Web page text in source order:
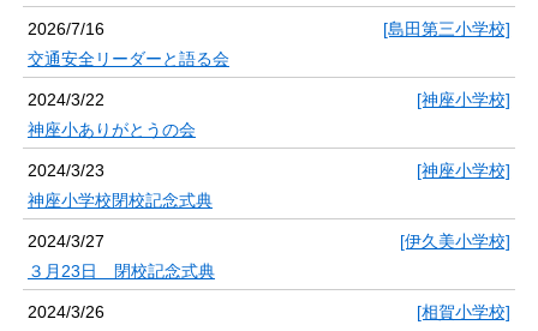
2026/7/16
[島田第三小学校]
交通安全リーダーと語る会
2024/3/22
[神座小学校]
神座小ありがとうの会
2024/3/23
[神座小学校]
神座小学校閉校記念式典
2024/3/27
[伊久美小学校]
３月23日 閉校記念式典
2024/3/26
[相賀小学校]